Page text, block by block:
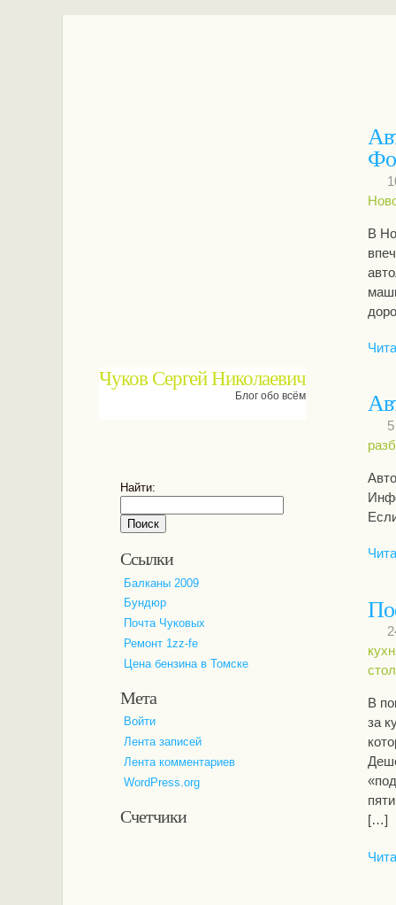
Чуков Сергей Николаевич
Блог обо всём
В
В
за
[…]
Найти:
Ссылки
Балканы 2009
Бундюр
Почта Чуковых
Ремонт 1zz-fe
Цена бензина в Томске
Мета
Войти
Лента записей
Лента комментариев
WordPress.org
Счетчики